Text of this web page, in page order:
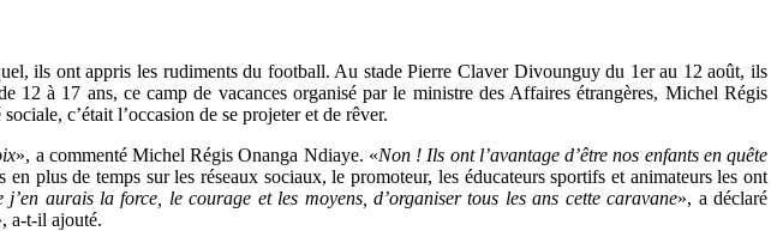
ils ont appris les rudiments du football. Au stade Pierre Claver Divounguy du 1er au 12 août, ils
12 à 17 ans, ce camp de vacances organisé par le ministre des Affaires étrangères, Michel Régis
c’était l’occasion de se projeter et de rêver.
», a commenté Michel Régis Onanga Ndiaye. «Non ! Ils ont l’avantage d’être nos enfants en quête
plus de temps sur les réseaux sociaux, le promoteur, les éducateurs sportifs et animateurs les ont
j’en aurais la force, le courage et les moyens, d’organiser tous les ans cette caravane», a déclaré
a-t-il ajouté.